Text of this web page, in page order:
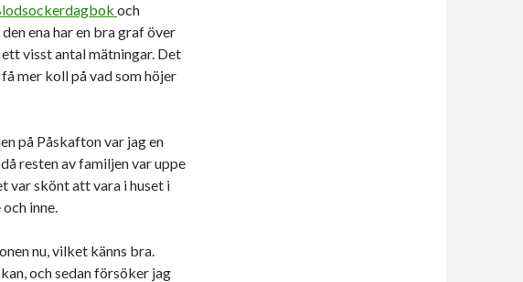
och
ena har en bra graf över
visst antal mätningar. Det
mer koll på vad som höjer
på Påskafton var jag en
resten av familjen var uppe
var skönt att vara i huset i
inne.
nu, vilket känns bra.
och sedan försöker jag